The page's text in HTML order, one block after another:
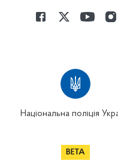
Національна поліція